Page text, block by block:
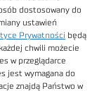
dostosowany do
ustawień
Prywatności będą
chwili możecie
w przeglądarce
jest wymagana do
znajdą Państwo w